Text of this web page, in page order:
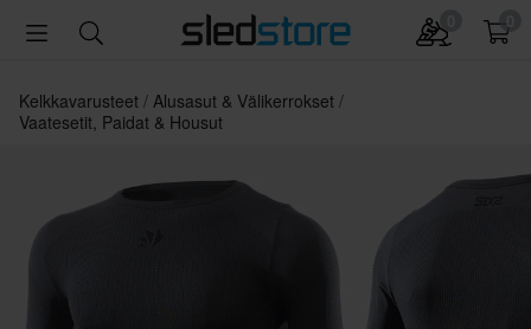
Kelkkavarusteet Alusasut & Välikerrokset
Vaatesetit, Paidat & Housut